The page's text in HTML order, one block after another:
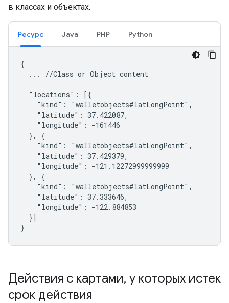
в классах и объектах.
Ресурс Java PHP Python
{
  ... //Class or Object content
  "locations": [{
    "kind": "walletobjects#latLongPoint",
    "latitude": 37.422087,
    "longitude": -161446
  }, {
    "kind": "walletobjects#latLongPoint",
    "latitude": 37.429379,
    "longitude": -121.12272999999999
  }, {
    "kind": "walletobjects#latLongPoint",
    "latitude": 37.333646,
    "longitude": -122.884853
  }]
}
Действия с картами, у которых истек
срок действия